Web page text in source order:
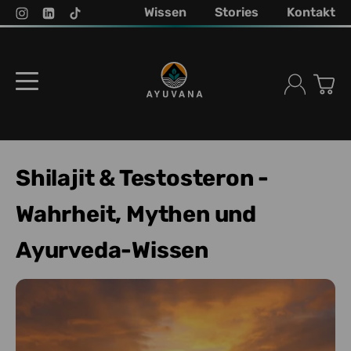
Wissen Stories Kontakt
Shilajit & Testosteron -
Wahrheit, Mythen und
Ayurveda-Wissen